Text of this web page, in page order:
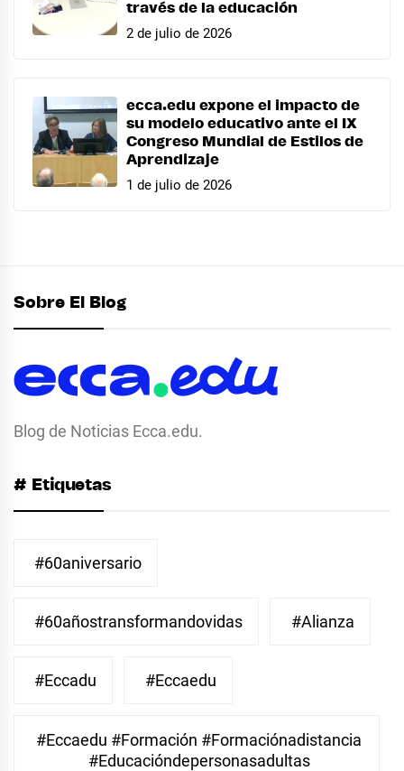
través de la educación
2 de julio de 2026
ecca.edu expone el impacto de
su modelo educativo ante el IX
Congreso Mundial de Estilos de
Aprendizaje
1 de julio de 2026
Sobre El Blog
Blog de Noticias Ecca.edu.
# Etiquetas
#60aniversario
#60añostransformandovidas #Alianza
#eccadu #eccaedu
#eccaedu #formación #formaciónadistancia
#educacióndepersonasadultas